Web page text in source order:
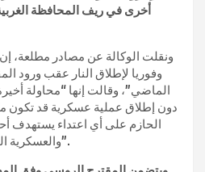
أخرى في ريف المحافظة
ونقلت الوكالة عن مصادر مطلعة،
وفوريا لإطلاق النار عقب ورود
الماضي”، وقالت إنها “محاولة
دون إطلاق عملية عسكرية قد تكون
الحازم على أي اعتداء يستهدف
والعسكرية المنتشرة في ريف المحافظة”.